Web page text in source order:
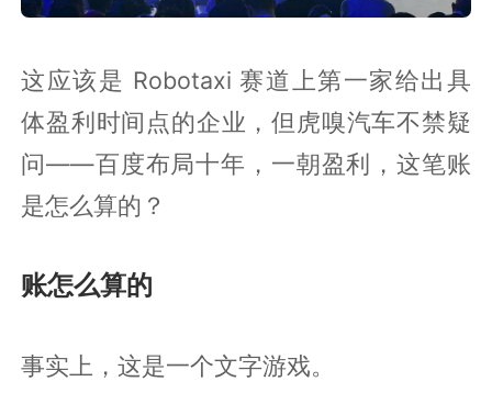
这应该是 Robotaxi 赛道上第一家给出具
体盈利时间点的企业，但虎嗅汽车不禁疑
问——百度布局十年，一朝盈利，这笔账
是怎么算的？
账怎么算的
事实上，这是一个文字游戏。